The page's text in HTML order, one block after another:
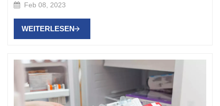
Feb 08, 2023
WEITERLESEN